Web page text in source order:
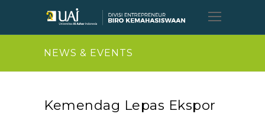
Open
Mobile
NEWS & EVENTS
Kemendag Lepas Ekspor